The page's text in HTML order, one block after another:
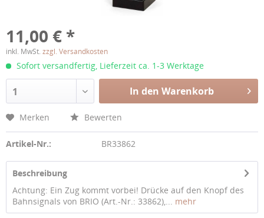
11,00 € *
inkl. MwSt. zzgl. Versandkosten
Sofort versandfertig, Lieferzeit ca. 1-3 Werktage
1 In den Warenkorb
Merken Bewerten
Artikel-Nr.: BR33862
Beschreibung
Achtung: Ein Zug kommt vorbei! Drücke auf den Knopf des
Bahnsignals von BRIO (Art.-Nr.: 33862),... mehr